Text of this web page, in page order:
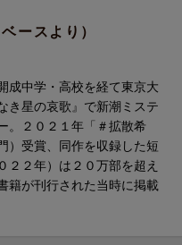
ースより）
成中学・高校を経て東京大
き星の哀歌』で新潮ミステ
。２０２１年「＃拡散希
）受賞、同作を収録した短
２２年）は２０万部を超え
籍が刊行された当時に掲載